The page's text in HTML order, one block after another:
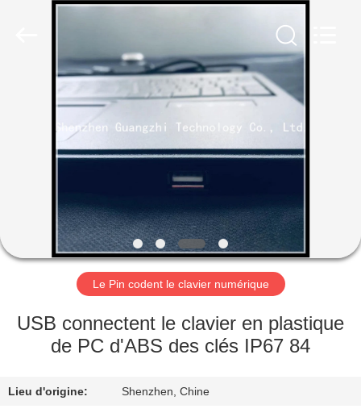
MAISON
PRODUITS
SUJET
DE
NOUS
VISITE
D'USINE
CONTRÔLE
Le Pin codent le clavier numérique
USB connectent le clavier en plastique
de PC d'ABS des clés IP67 84
Lieu d'origine: Shenzhen, Chine